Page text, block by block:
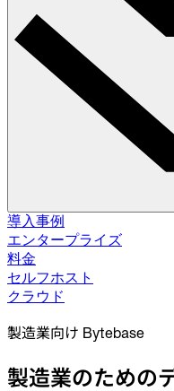
アクセス付与。データ
データベ
導入事例
エンタープライズ
料金
セルフホスト
セルフホスト
クラウド
製造業向け Bytebase
製造業のための